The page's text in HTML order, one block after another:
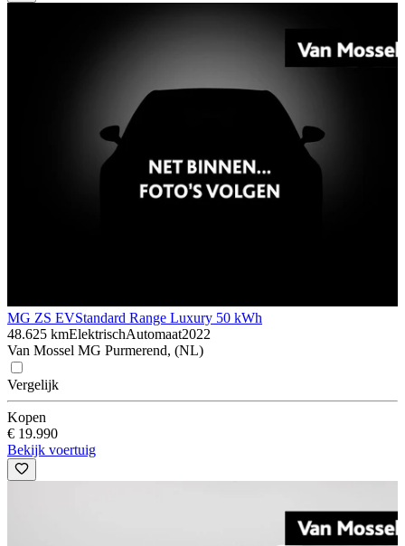
MG ZS EVStandard Range Luxury 50 kWh
48.625 kmElektrischAutomaat2022
Van Mossel MG Purmerend, (NL)
Vergelijk
Kopen
€ 19.990
Bekijk voertuig